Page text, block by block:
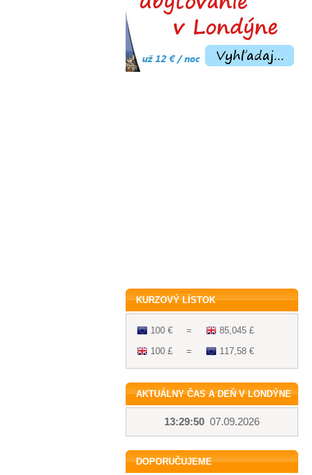
KURZOVÝ LÍSTOK
100 € =
85,045 £
100 £
= 117,58 €
AKTUÁLNY ČAS A DEŇ V LONDÝNE
13:29:50 07.09.2026
DOPORUČUJEME